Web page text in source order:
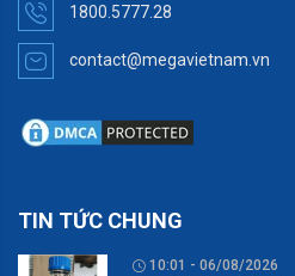
1800.5777.28
contact@megavietnam.vn
TIN TỨC CHUNG
10:01 - 06/08/2026